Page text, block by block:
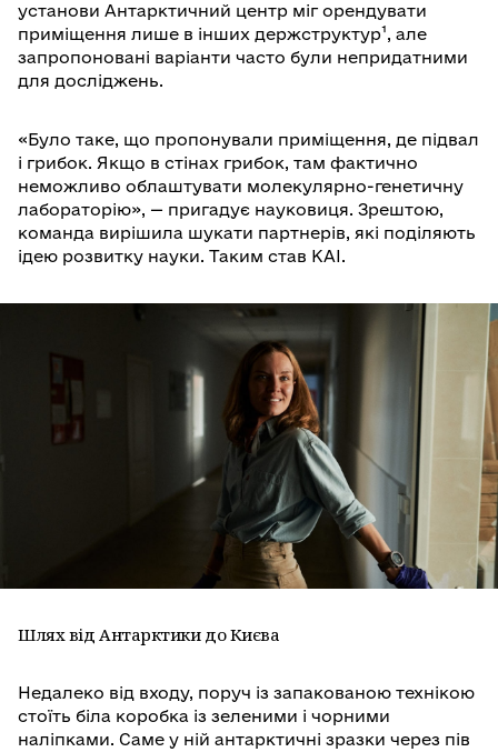
установи Антарктичний центр міг орендувати
приміщення лише в інших держструктур¹, але
запропоновані варіанти часто були непридатними
для досліджень.
«Було таке, що пропонували приміщення, де підвал
і грибок. Якщо в стінах грибок, там фактично
неможливо облаштувати молекулярно-генетичну
лабораторію», — пригадує науковиця. Зрештою,
команда вирішила шукати партнерів, які поділяють
ідею розвитку науки. Таким став КАІ.
Шлях від Антарктики до Києва
Недалеко від входу, поруч із запакованою технікою
стоїть біла коробка із зеленими і чорними
наліпками. Саме у ній антарктичні зразки через пів